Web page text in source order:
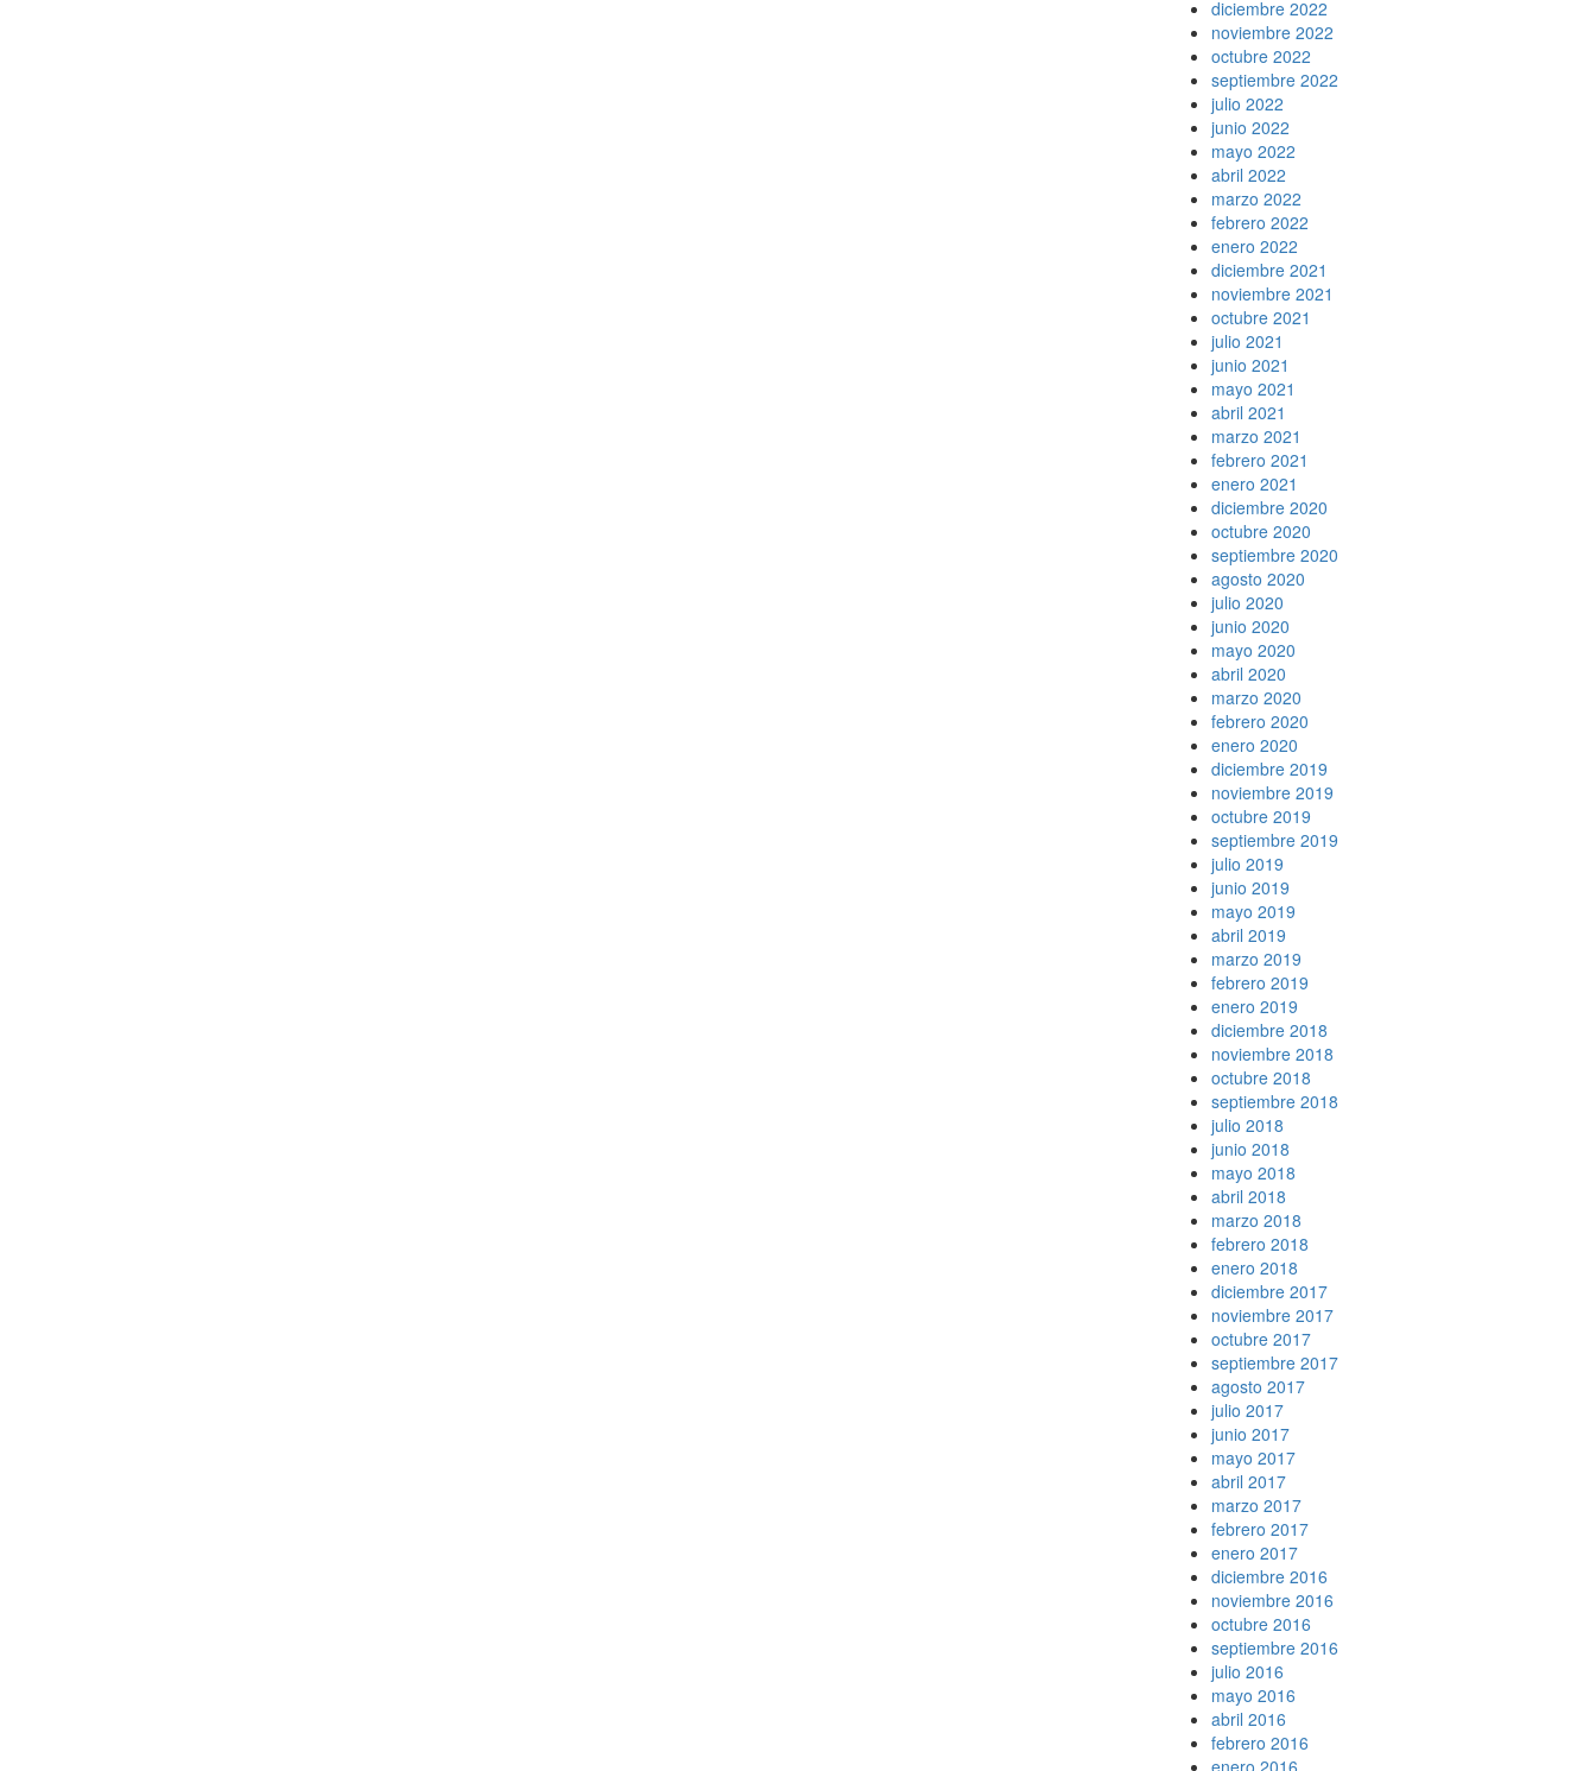
diciembre 2022
noviembre 2022
octubre 2022
septiembre 2022
julio 2022
junio 2022
mayo 2022
abril 2022
marzo 2022
febrero 2022
enero 2022
diciembre 2021
noviembre 2021
octubre 2021
julio 2021
junio 2021
mayo 2021
abril 2021
marzo 2021
febrero 2021
enero 2021
diciembre 2020
octubre 2020
septiembre 2020
agosto 2020
julio 2020
junio 2020
mayo 2020
abril 2020
marzo 2020
febrero 2020
enero 2020
diciembre 2019
noviembre 2019
octubre 2019
septiembre 2019
julio 2019
junio 2019
mayo 2019
abril 2019
marzo 2019
febrero 2019
enero 2019
diciembre 2018
noviembre 2018
octubre 2018
septiembre 2018
julio 2018
junio 2018
mayo 2018
abril 2018
marzo 2018
febrero 2018
enero 2018
diciembre 2017
noviembre 2017
octubre 2017
septiembre 2017
agosto 2017
julio 2017
junio 2017
mayo 2017
abril 2017
marzo 2017
febrero 2017
enero 2017
diciembre 2016
noviembre 2016
octubre 2016
septiembre 2016
julio 2016
mayo 2016
abril 2016
febrero 2016
enero 2016